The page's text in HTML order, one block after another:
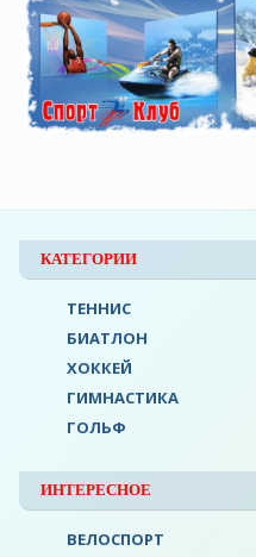
КАТЕГОРИИ
ТЕННИС
БИАТЛОН
ХОККЕЙ
ГИМНАСТИКА
ГОЛЬФ
ИНТЕРЕСНОЕ
ВЕЛОСПОРТ